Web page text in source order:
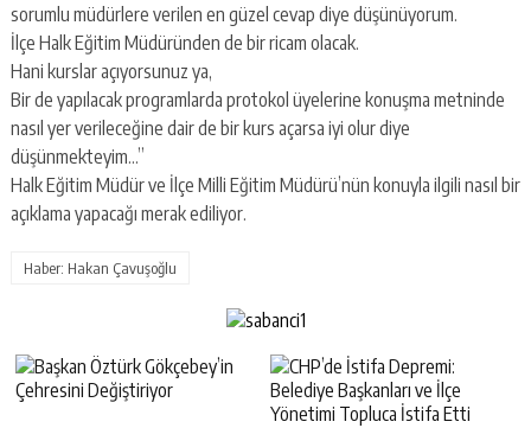
sorumlu müdürlere verilen en güzel cevap diye düşünüyorum.
İlçe Halk Eğitim Müdüründen de bir ricam olacak.
Hani kurslar açıyorsunuz ya,
Bir de yapılacak programlarda protokol üyelerine konuşma metninde
nasıl yer verileceğine dair de bir kurs açarsa iyi olur diye
düşünmekteyim…”
Halk Eğitim Müdür ve İlçe Milli Eğitim Müdürü’nün konuyla ilgili nasıl bir
açıklama yapacağı merak ediliyor.
Haber: Hakan Çavuşoğlu